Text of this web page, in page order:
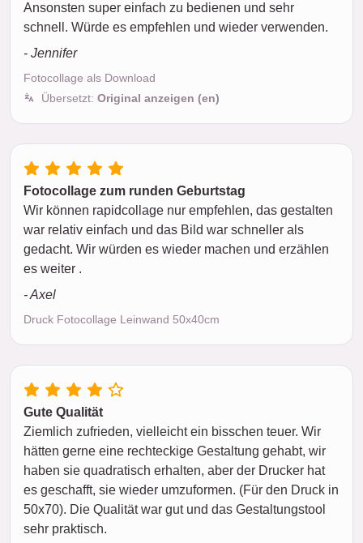
Ansonsten super einfach zu bedienen und sehr
schnell. Würde es empfehlen und wieder verwenden.
- Jennifer
Fotocollage als Download
Übersetzt: Original anzeigen (en)
Fotocollage zum runden Geburtstag
Wir können rapidcollage nur empfehlen, das gestalten
war relativ einfach und das Bild war schneller als
gedacht. Wir würden es wieder machen und erzählen
es weiter .
- Axel
Druck Fotocollage Leinwand 50x40cm
Gute Qualität
Ziemlich zufrieden, vielleicht ein bisschen teuer. Wir
hätten gerne eine rechteckige Gestaltung gehabt, wir
haben sie quadratisch erhalten, aber der Drucker hat
es geschafft, sie wieder umzuformen. (Für den Druck in
50x70). Die Qualität war gut und das Gestaltungstool
sehr praktisch.